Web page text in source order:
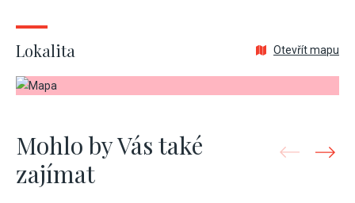
Lokalita Otevřít mapu
Mohlo by Vás také
zajímat